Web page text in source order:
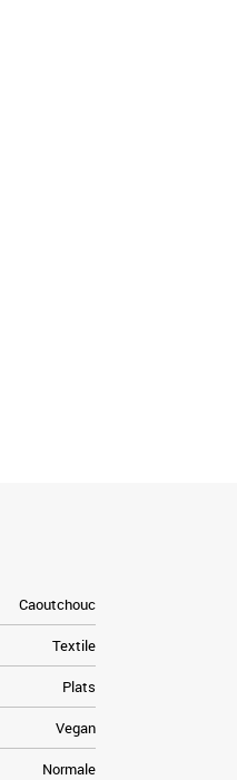
Caoutchouc
Textile
Plats
Vegan
Normale